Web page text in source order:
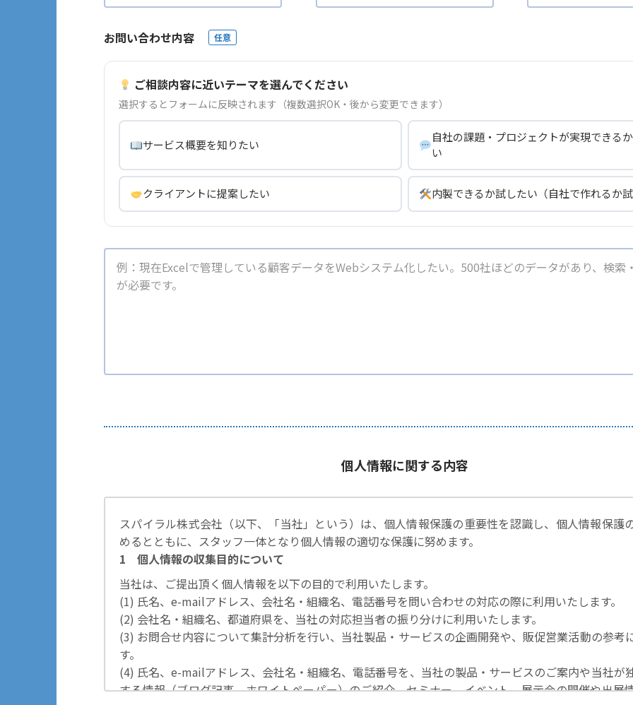
お問い合わせ内容 任意
ご相談内容に近いテーマを選んでください
選択するとフォームに反映されます（複数選択OK・後から変更できます）
サービス概要を知りたい
自社の課題・プロジェクトが実現できる
い
クライアントに提案したい 内製できるか試したい（自社で作れるか
個人情報に関する内容
スパイラル株式会社（以下、「当社」という）は、個人情報保護の重要性を認識し、個人情報保護
めるとともに、スタッフ一体となり個人情報の適切な保護に努めます。
1 個人情報の収集目的について
当社は、ご提出頂く個人情報を以下の目的で利用いたします。
(1) 氏名、e-mailアドレス、会社名・組織名、電話番号を問い合わせの対応の際に利用いたします。
(2) 会社名・組織名、都道府県を、当社の対応担当者の振り分けに利用いたします。
(3) お問合せ内容について集計分析を行い、当社製品・サービスの企画開発や、販促営業活動の参考
す。
(4) 氏名、e-mailアドレス、会社名・組織名、電話番号を、当社の製品・サービスのご案内や当社が
する情報（ブログ記事、ホワイトペーパー）のご紹介、セミナー、イベント、展示会の開催や出展